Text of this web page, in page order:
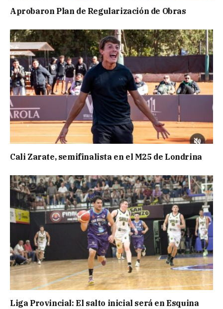
Aprobaron Plan de Regularización de Obras
Cali Zarate, semifinalista en el M25 de Londrina
Liga Provincial: El salto inicial será en Esquina